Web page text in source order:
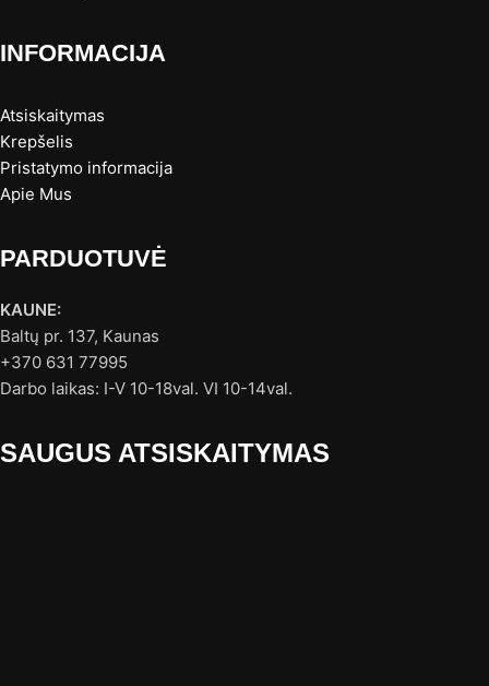
INFORMACIJA
Atsiskaitymas
Krepšelis
Pristatymo informacija
Apie Mus
PARDUOTUVĖ
KAUNE:
Baltų pr. 137, Kaunas
+370 631 77995
Darbo laikas: I-V 10-18val. VI 10-14val.
SAUGUS ATSISKAITYMAS